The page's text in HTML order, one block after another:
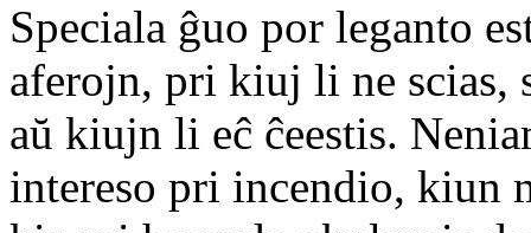
Speciala ĝuo por leganto
aferojn, pri kiuj li ne scias,
aŭ kiujn li eĉ ĉeestis.
intereso pri incendio, kiun